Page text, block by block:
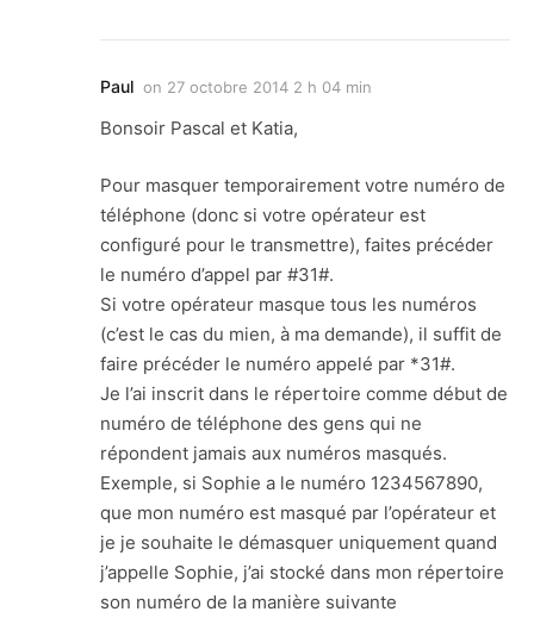
Paul on 27 octobre 2014 2 h 04 min
Bonsoir Pascal et Katia,
Pour masquer temporairement votre numéro de
téléphone (donc si votre opérateur est
configuré pour le transmettre), faites précéder
le numéro d’appel par #31#.
Si votre opérateur masque tous les numéros
(c’est le cas du mien, à ma demande), il suffit de
faire précéder le numéro appelé par *31#.
Je l’ai inscrit dans le répertoire comme début de
numéro de téléphone des gens qui ne
répondent jamais aux numéros masqués.
Exemple, si Sophie a le numéro 1234567890,
que mon numéro est masqué par l’opérateur et
je je souhaite le démasquer uniquement quand
j’appelle Sophie, j’ai stocké dans mon répertoire
son numéro de la manière suivante